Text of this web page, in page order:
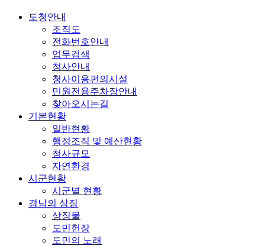
도청안내
조직도
전화번호안내
업무검색
청사안내
청사이용편의시설
민원전용주차장안내
찾아오시는길
기본현황
일반현황
행정조직 및 예산현황
청사규모
자연환경
시군현황
시군별 현황
경남의 상징
상징물
도민헌장
도민의 노래